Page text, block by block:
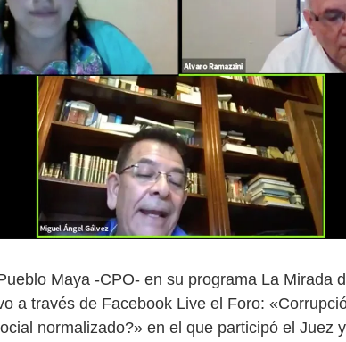
Maya -CPO- en su programa La Mirada
a través de Facebook Live el Foro:
normalizado?» en el que participó el Juez